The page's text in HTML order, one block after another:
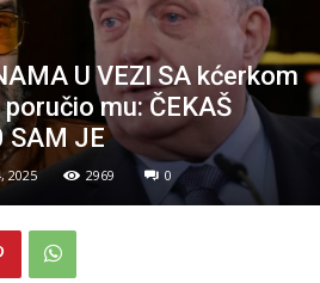
U VEZl SA kćerkom
mu: ČEKAŠ
SAM JE
2025 2969 0